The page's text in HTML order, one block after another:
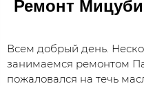
Ремонт
Всем добрый день.
занимаемся ремонтом
пожаловался на течь